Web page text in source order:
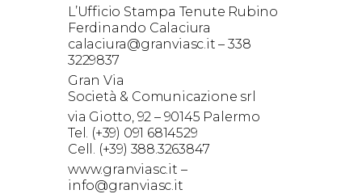
L’Ufficio Stampa Tenute Rubino
Ferdinando Calaciura
calaciura@granviasc.it – 338
3229837
Gran Via
Società & Comunicazione srl
via Giotto, 92 – 90145 Palermo
Tel. (+39) 091 6814529
Cell. (+39) 388.3263847
www.granviasc.it –
info@granviasc.it